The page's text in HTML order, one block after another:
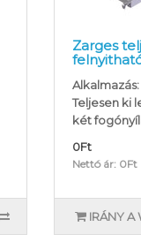
Zarges
Teljesen ki
két
0Ft
Nettó ár: 0Ft
IRÁNY A